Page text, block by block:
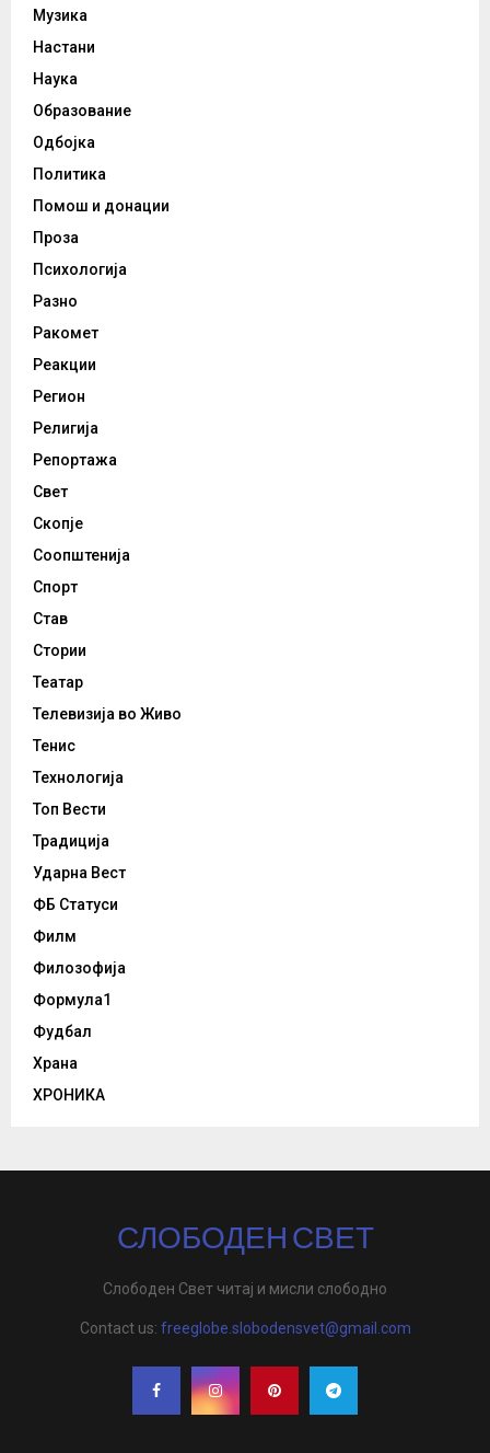
Музика
Настани
Наука
Образование
Одбојка
Политика
Помош и донации
Проза
Психологија
Разно
Ракомет
Реакции
Регион
Религија
Репортажа
Свет
Скопје
Соопштенија
Спорт
Став
Стории
Театар
Телевизија во Живо
Тенис
Технологија
Топ Вести
Традиција
Ударна Вест
ФБ Статуси
Филм
Филозофија
Формула1
Фудбал
Храна
ХРОНИКА
СЛОБОДЕН СВЕТ
Слободен Свет читај и мисли слободно
Contact us: freeglobe.slobodensvet@gmail.com